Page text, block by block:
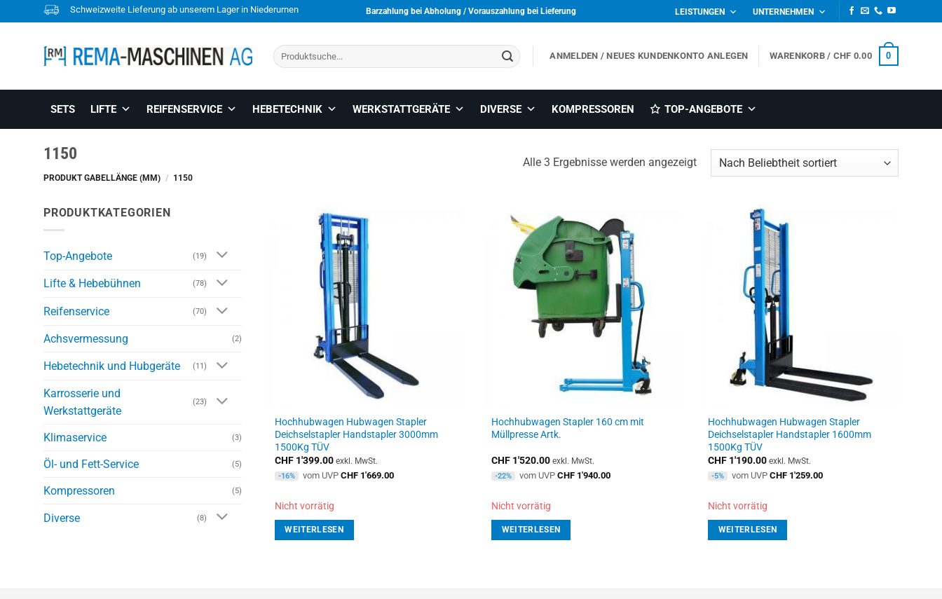
to
Schweizweite Lieferung ab unserem Lager in Niederurnen Barzahlung bei Abholung / Vorauszahlung bei Lieferung LEISTUNGEN UNTERNEHMEN
Suchen
nach:
ANMELDEN / NEUES KUNDENKONTO ANLEGEN WARENKORB / CHF 0.00 0
SETS LIFTE REIFENSERVICE HEBETECHNIK WERKSTATTGERÄTE DIVERSE KOMPRESSOREN TOP-ANGEBOTE
1150
PRODUKT GABELLÄNGE (MM) / 1150
Alle 3 Ergebnisse werden angezeigtNach
Beliebtheit
PRODUKTKATEGORIEN
Top-Angebote (19)
Lifte & Hebebühnen (78)
Reifenservice (70)
Achsvermessung (2)
Hebetechnik und Hubgeräte (11)
Karrosserie und
Werkstattgeräte
(23)
Klimaservice (3)
Öl- und Fett-Service (5)
Kompressoren (5)
Diverse (8)
Hochhubwagen Hubwagen Stapler
Deichselstapler Handstapler 3000mm
1500Kg TÜV
CHF1'399.00 exkl. MwSt.
-16% vom UVP CHF1'669.00
Nicht vorrätig
WEITERLESEN
Hochhubwagen Stapler 160 cm mit
Müllpresse Artk.
CHF1'520.00 exkl. MwSt.
-22% vom UVP CHF1'940.00
Nicht vorrätig
WEITERLESEN
Hochhubwagen Hubwagen Stapler
Deichselstapler Handstapler 1600mm
1500Kg TÜV
CHF1'190.00 exkl. MwSt.
-5% vom UVP CHF1'259.00
Nicht vorrätig
WEITERLESEN